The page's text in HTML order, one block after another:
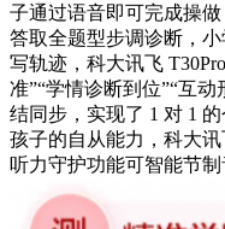
子通过语音即可完成操
答取全题型步调诊断，
写轨迹，科大讯飞
准”“学情诊断到位”“互
结同步，实现了 1 对 1
孩子的自从能力，科大
听力守护功能可智能节